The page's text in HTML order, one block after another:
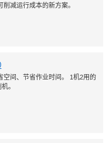
削减运行成本的新方案。
空间、节省作业时间。 1机2用的
。